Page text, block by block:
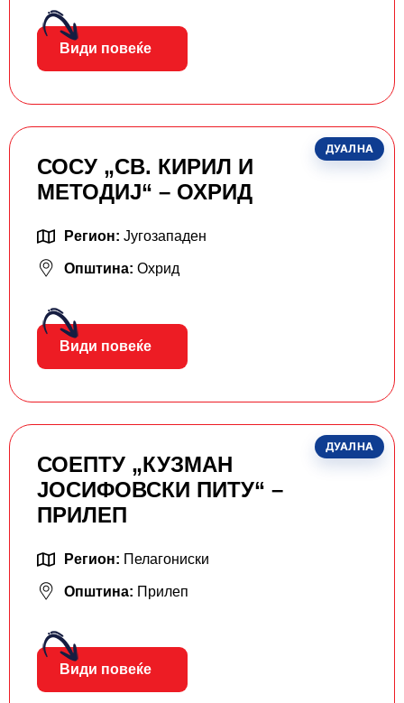
Види повеќе
ДУАЛНА
СОСУ „СВ. КИРИЛ И
МЕТОДИЈ“ – ОХРИД
Регион: Југозападен
Општина: Охрид
Види повеќе
ДУАЛНА
СОЕПТУ „КУЗМАН
ЈОСИФОВСКИ ПИТУ“ –
ПРИЛЕП
Регион: Пелагониски
Општина: Прилеп
Види повеќе